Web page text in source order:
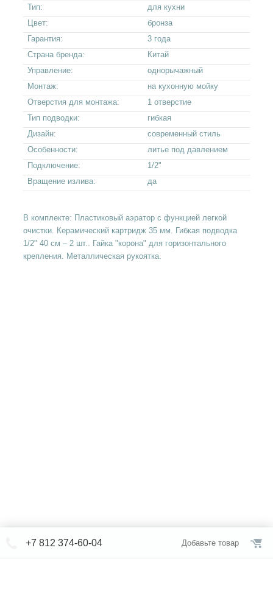
Тип:
для кухни
Цвет:
бронза
Гарантия:
3 года
Страна бренда:
Китай
Управление:
однорычажный
Монтаж:
на кухонную мойку
Отверстия для монтажа:
1 отверстие
Тип подводки:
гибкая
Дизайн:
современный стиль
Особенности:
литье под давлением
Подключение:
1/2"
Вращение излива:
да
В комплекте: Пластиковый аэратор с функцией легкой
очистки. Керамический картридж 35 мм. Гибкая подводка
1/2" 40 см – 2 шт.. Гайка "корона" для горизонтального
крепления. Металлическая рукоятка.
+7 812 374-60-04 Добавьте товар